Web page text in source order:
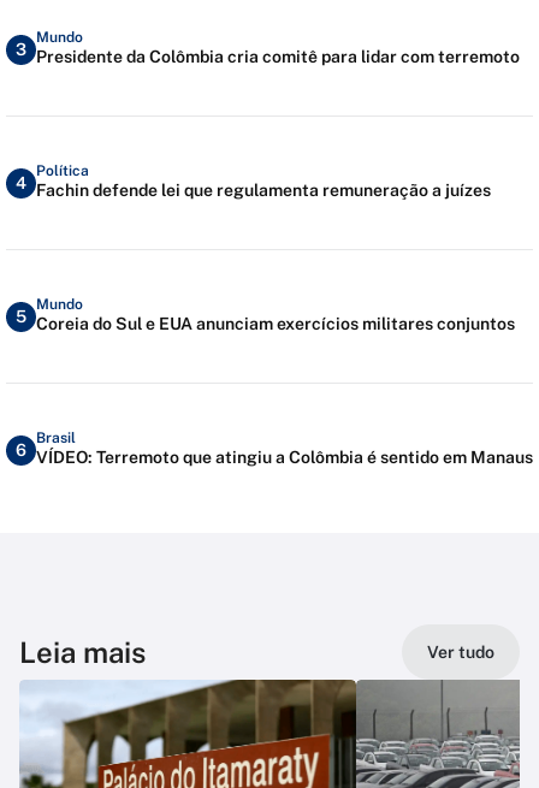
3
Mundo
Presidente da Colômbia cria comitê para lidar com terremoto
4
Política
Fachin defende lei que regulamenta remuneração a juízes
5
Mundo
Coreia do Sul e EUA anunciam exercícios militares conjuntos
6
Brasil
VÍDEO: Terremoto que atingiu a Colômbia é sentido em Manaus
Leia mais Ver tudo